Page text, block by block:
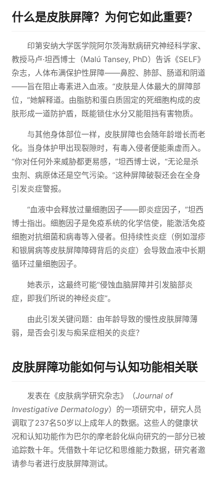
什么是皮肤屏障？为何它如此重要？
印第安纳大学医学院阿尔茨海默病研究神经科学家、
教授马卢·坦西博士（Malú Tansey, PhD）告诉《SELF》
杂志，人体布满保护性屏障——鼻腔、肺部、肠道和阴道
——旨在阻止毒素进入血液。“皮肤是人体最大的屏障部
位，”她解释道。由脂肪和蛋白质固定的死细胞构成的皮
肤形成一道防护盾，既能锁住水分又能阻挡有害物质。
与其他身体部位一样，皮肤屏障也会随年龄增长而老
化。当身体护甲出现裂隙时，有毒入侵者便能乘虚而入。
“你对任何外来威胁都更易感，”坦西博士说，“无论是杀
虫剂、病原体还是空气污染。”这种屏障破裂还会在全身
引发炎症警报。
“血液中会释放过量细胞因子——即炎症因子，”坦西
博士指出。细胞因子是免疫系统的化学信使，能激活免疫
细胞对抗细菌和病毒等入侵者。但持续性炎症（例如湿疹
和银屑病等皮肤屏障障碍背后的炎症）会导致血液中长期
循环过量细胞因子。
她表示，这最终可能“侵蚀血脑屏障并引发脑部炎
症，即我们所说的神经炎症”。
由此引发关键问题：由年龄导致的慢性皮肤屏障薄
弱，是否会引发与痴呆症相关的炎症？
皮肤屏障功能如何与认知功能相关联
发表在《皮肤病学研究杂志》（Journal of
Investigative Dermatology）的一项研究中，研究人员
调取了237名50岁以上成年人的数据。这些人的健康状
况和认知功能作为巴尔的摩老龄化纵向研究的一部分已被
追踪数十年。凭借数十年记忆和思维能力数据，研究者邀
请参与者进行皮肤屏障测试。